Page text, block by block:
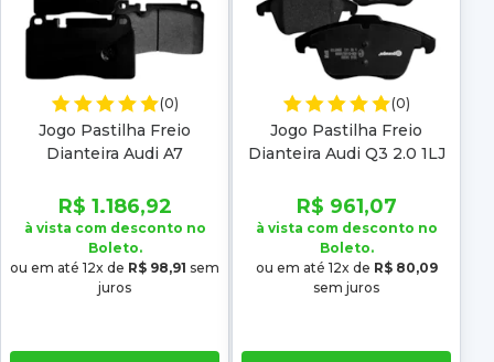
(0)
Jogo Pastilha Freio
Dianteira Audi A7
2015 2016 2017 2018 Low
metal
R$ 1.186,92
à vista com desconto no
Boleto.
ou em até 12x de R$ 98,91 sem
juros
(0)
Jogo Pastilha Freio
Dianteira Audi Q3 2.0 1LJ
2016 2017 2018 Low metal
R$ 961,07
à vista com desconto no
Boleto.
ou em até 12x de R$ 80,09
sem juros